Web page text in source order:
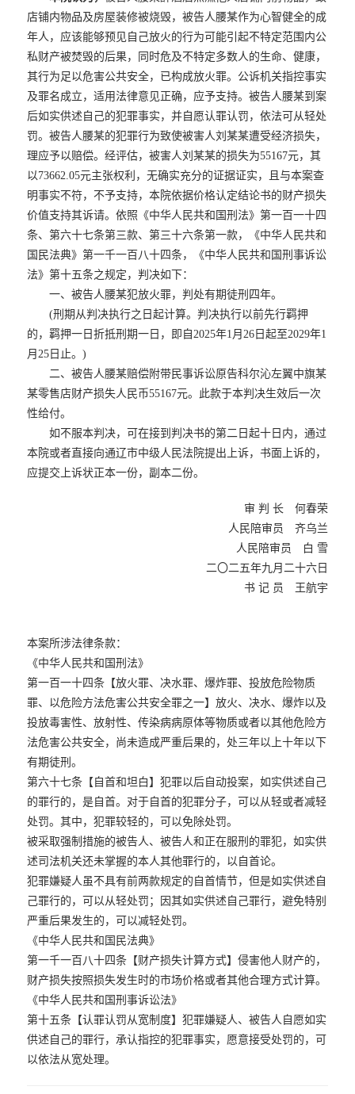
店铺内物品及房屋装修被烧毁，被告人腰某作为心智健全的成
年人，应该能够预见自己放火的行为可能引起不特定范围内公
私财产被焚毁的后果，同时危及不特定多数人的生命、健康，
其行为足以危害公共安全，已构成放火罪。公诉机关指控事实
及罪名成立，适用法律意见正确，应予支持。被告人腰某到案
后如实供述自己的犯罪事实，并自愿认罪认罚，依法可从轻处
罚。被告人腰某的犯罪行为致使被害人刘某某遭受经济损失，
理应予以赔偿。经评估，被害人刘某某的损失为55167元，其
以73662.05元主张权利，无确实充分的证据证实，且与本案查
明事实不符，不予支持，本院依据价格认定结论书的财产损失
价值支持其诉请。依照《中华人民共和国刑法》第一百一十四
条、第六十七条第三款、第三十六条第一款，《中华人民共和
国民法典》第一千一百八十四条，《中华人民共和国刑事诉讼
法》第十五条之规定，判决如下：
一、被告人腰某犯放火罪，判处有期徒刑四年。
(刑期从判决执行之日起计算。判决执行以前先行羁押
的，羁押一日折抵刑期一日，即自2025年1月26日起至2029年1
月25日止。)
二、被告人腰某赔偿附带民事诉讼原告科尔沁左翼中旗某
某零售店财产损失人民币55167元。此款于本判决生效后一次
性给付。
如不服本判决，可在接到判决书的第二日起十日内，通过
本院或者直接向通辽市中级人民法院提出上诉，书面上诉的，
应提交上诉状正本一份，副本二份。
审 判 长 何春荣
人民陪审员 齐乌兰
人民陪审员 白 雪
二〇二五年九月二十六日
书 记 员 王航宇
本案所涉法律条款：
《中华人民共和国刑法》
第一百一十四条【放火罪、决水罪、爆炸罪、投放危险物质
罪、以危险方法危害公共安全罪之一】放火、决水、爆炸以及
投放毒害性、放射性、传染病病原体等物质或者以其他危险方
法危害公共安全，尚未造成严重后果的，处三年以上十年以下
有期徒刑。
第六十七条【自首和坦白】犯罪以后自动投案，如实供述自己
的罪行的，是自首。对于自首的犯罪分子，可以从轻或者减轻
处罚。其中，犯罪较轻的，可以免除处罚。
被采取强制措施的被告人、被告人和正在服刑的罪犯，如实供
述司法机关还未掌握的本人其他罪行的，以自首论。
犯罪嫌疑人虽不具有前两款规定的自首情节，但是如实供述自
己罪行的，可以从轻处罚；因其如实供述自己罪行，避免特别
严重后果发生的，可以减轻处罚。
《中华人民共和国民法典》
第一千一百八十四条【财产损失计算方式】侵害他人财产的，
财产损失按照损失发生时的市场价格或者其他合理方式计算。
《中华人民共和国刑事诉讼法》
第十五条【认罪认罚从宽制度】犯罪嫌疑人、被告人自愿如实
供述自己的罪行，承认指控的犯罪事实，愿意接受处罚的，可
以依法从宽处理。